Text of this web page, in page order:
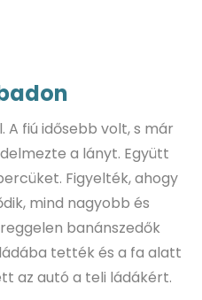
fiú idősebb volt, s már
a lányt. Együtt
Figyelték, ahogy
mind nagyobb és
banánszedők
tették és a fa alatt
az autó a teli ládákért.